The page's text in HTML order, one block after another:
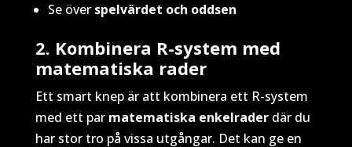
Se över spelvärdet och oddsen
2. Kombinera R-system med
matematiska rader
Ett smart knep är att kombinera ett R-system
med ett par matematiska enkelraderdär du
har stor tro på vissa utgångar. Det kan ge en